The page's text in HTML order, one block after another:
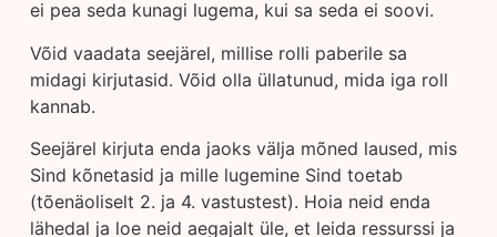
ei pea seda kunagi lugema, kui sa seda ei soovi.
Võid vaadata seejärel, millise rolli paberile sa
midagi kirjutasid. Võid olla üllatunud, mida iga roll
kannab.
Seejärel kirjuta enda jaoks välja mõned laused, mis
Sind kõnetasid ja mille lugemine Sind toetab
(tõenäoliselt 2. ja 4. vastustest). Hoia neid enda
lähedal ja loe neid aegajalt üle, et leida ressurssi ja